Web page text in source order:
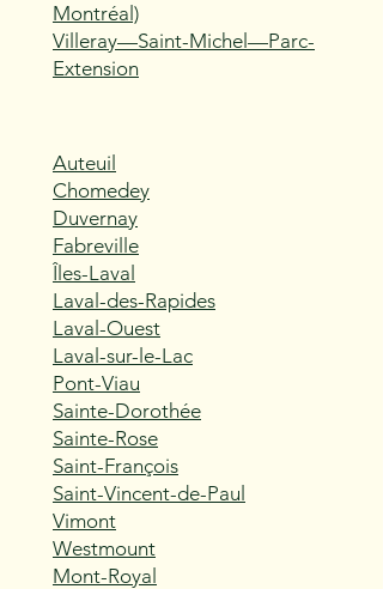
Montréal)
Villeray—Saint-Michel—Parc-
Extension
Auteuil
Chomedey
Duvernay
Fabreville
Îles-Laval
Laval-des-Rapides
Laval-Ouest
Laval-sur-le-Lac
Pont-Viau
Sainte-Dorothée
Sainte-Rose
Saint-François
Saint-Vincent-de-Paul
Vimont
Westmount
Mont-Royal